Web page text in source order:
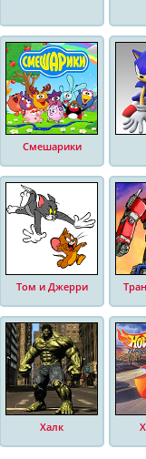
Смешарики
Том и Джерри
Халк